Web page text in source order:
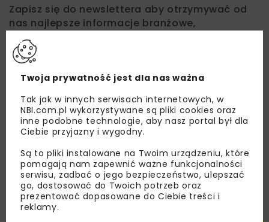
Zapisz się do newslettera aby otrzymywać od
nas najlepsze informacje branżowe,
zaproszenia na wydarzenia, atrakcyjne oferty i
dedykowane akcje specjalne.
Zapoznałam/em się zPolityką Prywatnościi
Regulaminemoraz wyrażam zgodę na otrzymywanie na
podany przeze mnie adres e-mail korespondencji
handlowej w postaci newslettera.
ZAPISZ MNIE
Twoja prywatność jest dla nas ważna
Tak jak w innych serwisach internetowych, w
NBI.com.pl wykorzystywane są pliki cookies oraz
inne podobne technologie, aby nasz portal był dla
Ciebie przyjazny i wygodny.
Są to pliki instalowane na Twoim urządzeniu, które
pomagają nam zapewnić ważne funkcjonalności
serwisu, zadbać o jego bezpieczeństwo, ulepszać
go, dostosować do Twoich potrzeb oraz
prezentować dopasowane do Ciebie treści i
reklamy.